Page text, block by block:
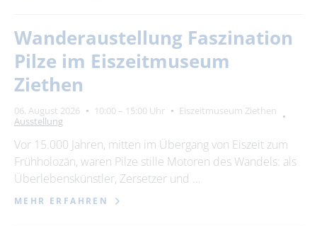
Wanderaustellung Faszination
Pilze im Eiszeitmuseum
Ziethen
06. August 2026 10:00 – 15:00 Uhr
Eiszeitmuseum Ziethen
Ausstellung
Vor 15.000 Jahren, mitten im Übergang von Eiszeit zum
Frühholozän, waren Pilze stille Motoren des Wandels: als
Überlebenskünstler, Zersetzer und …
MEHR ERFAHREN